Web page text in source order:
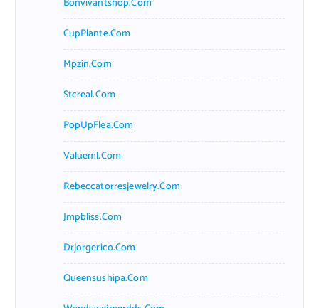
CupPlante.com
Mpzin.com
Stcreal.com
PopUpFlea.com
Valueml.com
Rebeccatorresjewelry.com
Jmpbliss.com
Drjorgerico.com
Queensushipa.com